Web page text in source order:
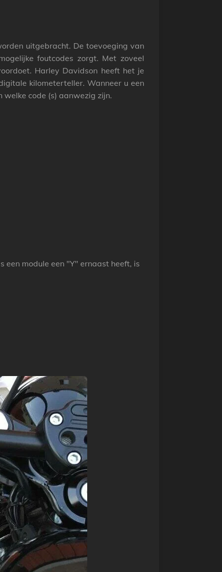
uitgebracht. De toevoeging van
foutcodes zorgt. Met zoveel
Harley Davidson heeft het je
kilometerteller. Wanneer u een
code (s) aanwezig zijn.
een module een "Y" ernaast heeft, is